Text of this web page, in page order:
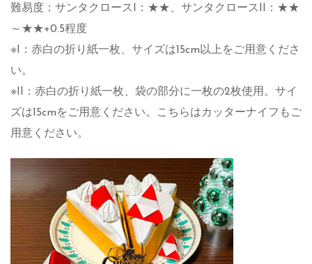
難易度：サンタクロースI：★★、サンタクロースII：★★
～★★+0.5程度
※I：赤白の折り紙一枚、サイズは15cm以上をご用意くださ
い。
※II：赤白の折り紙一枚、袋の部分に一枚の2枚使用。サイ
ズは15cmをご用意ください。こちらはカッターナイフもご
用意ください。